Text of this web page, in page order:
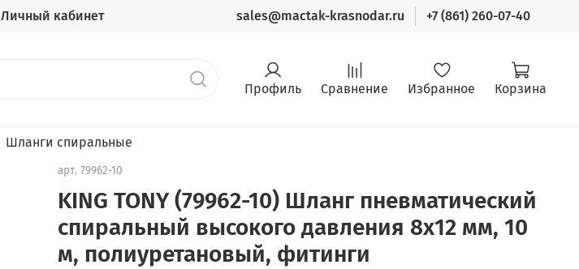
Личный кабинет sales@mactak-krasnodar.ru +7 (861) 260-07-40
Профиль Сравнение Избранное Корзина
Шланги спиральные
арт. 79962-10
KING TONY (79962-10) Шланг пневматический
спиральный высокого давления 8х12 мм, 10
м, полиуретановый, фитинги